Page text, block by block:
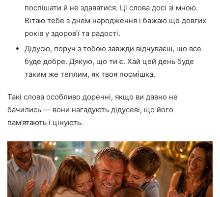
поспішати й не здаватися. Ці слова досі зі мною.
Вітаю тебе з днем народження і бажаю ще довгих
років у здоров’ї та радості.
Дідусю, поруч з тобою завжди відчуваєш, що все
буде добре. Дякую, що ти є. Хай цей день буде
таким же теплим, як твоя посмішка.
Такі слова особливо доречні, якщо ви давно не
бачились — вони нагадують дідусеві, що його
пам’ятають і цінують.